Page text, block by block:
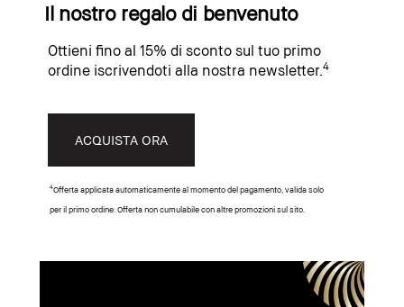
Il nostro regalo di benvenuto
Ottieni fino al 15% di sconto sul tuo primo
ordine iscrivendoti alla nostra newsletter.4
ACQUISTA ORA
4Offerta applicata automaticamente al momento del pagamento, valida solo
per il primo ordine. Offerta non cumulabile con altre promozioni sul sito.